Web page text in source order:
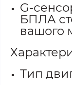
G-
БПЛА
вашого
Тип